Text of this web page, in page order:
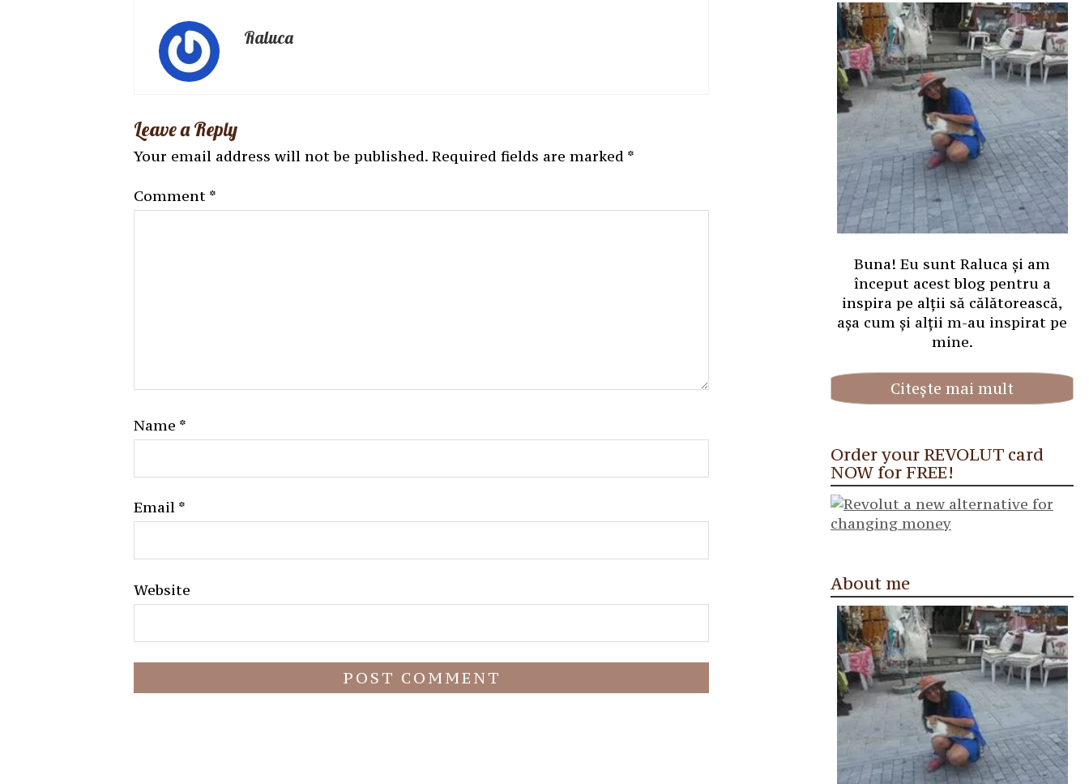
Raluca
Leave a Reply
Your email address will not be published. Required fields are marked *
Comment *
Name *
Email *
Website
Buna! Eu sunt Raluca și am
început acest blog pentru a
inspira pe alții să călătorească,
așa cum și alții m-au inspirat pe
mine.
Citește mai mult
Order your REVOLUT card
NOW for FREE!
About me